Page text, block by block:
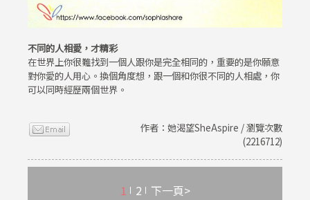
不同的人相愛，才精彩
在世界上你很難找到一個人跟你是完全相同的，重要的是你願意
對你愛的人用心。換個角度想，跟一個和你很不同的人相處，你
可以同時經歷兩個世界。
作者：她渴望SheAspire / 瀏覽次數
(2216712)
1 2 下一頁>